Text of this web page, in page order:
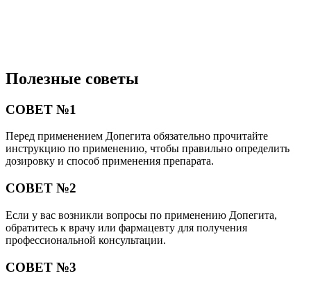
Полезные советы
СОВЕТ №1
Перед применением Допегита обязательно прочитайте
инструкцию по применению, чтобы правильно определить
дозировку и способ применения препарата.
СОВЕТ №2
Если у вас возникли вопросы по применению Допегита,
обратитесь к врачу или фармацевту для получения
профессиональной консультации.
СОВЕТ №3